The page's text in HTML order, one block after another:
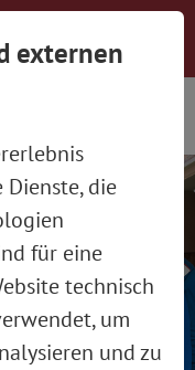
Wall
Kontakt
externen
die
für eine
technisch
um
und zu